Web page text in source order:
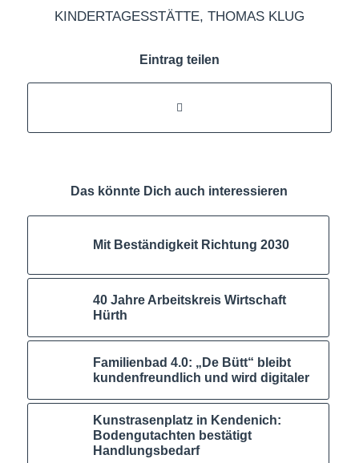
KINDERTAGESSTÄTTE, THOMAS KLUG
Eintrag teilen
Das könnte Dich auch interessieren
Mit Beständigkeit Richtung 2030
40 Jahre Arbeitskreis Wirtschaft
Hürth
Familienbad 4.0: „De Bütt“ bleibt
kundenfreundlich und wird digitaler
Kunstrasenplatz in Kendenich:
Bodengutachten bestätigt
Handlungsbedarf